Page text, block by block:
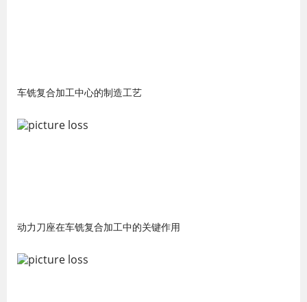
车铣复合加工中心的制造工艺
动力刀座在车铣复合加工中的关键作用